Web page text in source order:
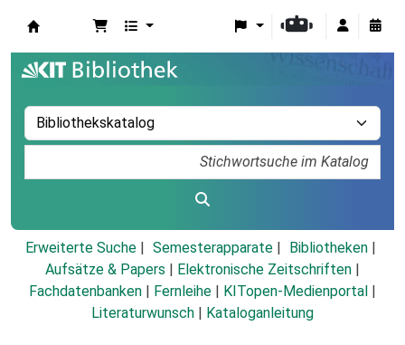
Erweiterte Suche Semesterapparate
Bibliotheken
Aufsätze & Papers
Elektronische Zeitschriften
Fachdatenbanken
Fernleihe KITopen-Medienportal
Literaturwunsch
Kataloganleitung